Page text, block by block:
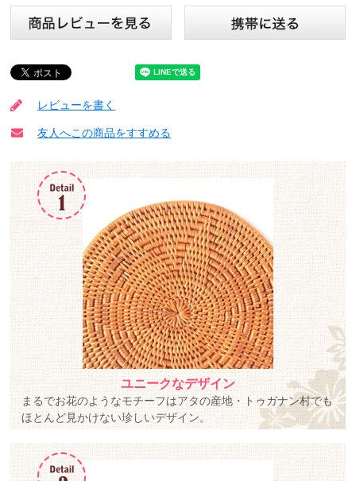
レビューを書く
友人へこの商品をすすめる
ユニークなデザイン
まるでお花のようなモチーフはアタの産地・トゥガナン村でも
ほとんど見かけない珍しいデザイン。